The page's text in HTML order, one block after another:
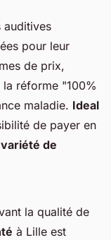
auditives
pour leur
de prix,
réforme "100%
maladie. Ideal
de payer en
de
la qualité de
à Lille est